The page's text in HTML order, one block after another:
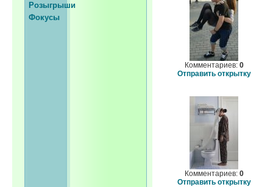
Розыгрыши
Фокусы
Комментариев: 0
Отправить открытку
Комментариев: 0
Отправить открытку